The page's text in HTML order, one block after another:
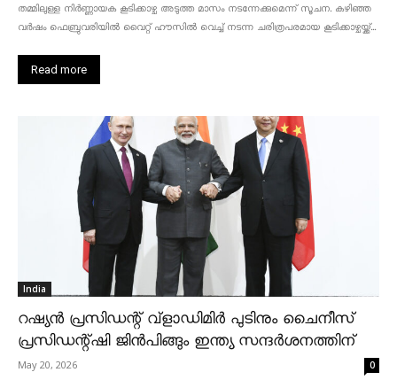
തമ്മിലുള്ള നിർണ്ണായക കൂടിക്കാഴ്ച അടുത്ത മാസം നടന്നേക്കുമെന്ന് സൂചന. കഴിഞ്ഞ
വർഷം ഫെബ്രുവരിയിൽ വൈറ്റ് ഹൗസിൽ വെച്ച് നടന്ന ചരിത്രപരമായ കൂടിക്കാഴ്ചയ്ക്ക്...
Read more
India
റഷ്യൻ പ്രസിഡന്റ് വ്‌ളാഡിമിർ പുടിനും ചൈനീസ്
പ്രസിഡന്റ്ഷി ജിൻപിങ്ങും ഇന്ത്യ സന്ദർശനത്തിന്
May 20, 2026 0